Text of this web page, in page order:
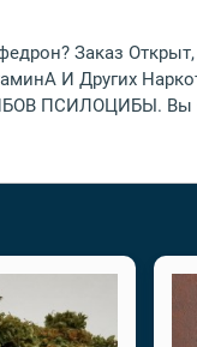
Заказ
И Других
ПСИЛОЦИБЫ. Вы